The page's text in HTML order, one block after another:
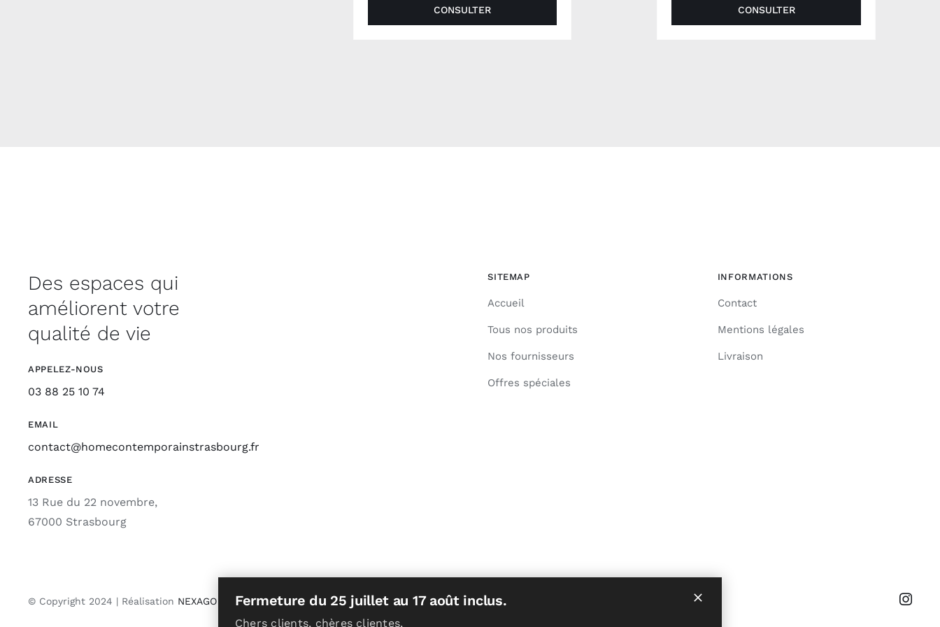
CONSULTER CONSULTER
Des espaces qui
améliorent votre
qualité de vie
APPELEZ-NOUS
03 88 25 10 74
EMAIL
contact@homecontemporainstrasbourg.fr
ADRESSE
13 Rue du 22 novembre,
67000 Strasbourg
SITEMAP
Accueil
Tous nos produits
Nos fournisseurs
Offres spéciales
INFORMATIONS
Contact
Mentions légales
Livraison
© Copyright 2024 | Réalisation NEXAGO Fermeture du 25 juillet au 17 août inclus.
Chers clients, chères clientes,